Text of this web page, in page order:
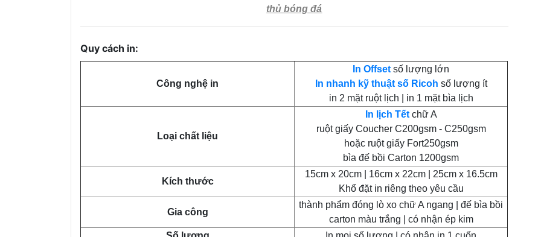
thủ bóng đá
Quy cách in:
Công nghệ in
In Offset số lượng lớn
In nhanh kỹ thuật số Ricoh số lượng ít
in 2 mặt ruột lịch | in 1 mặt bìa lịch
Loại chất liệu
In lịch Tếtchữ A
ruột giấy Coucher C200gsm - C250gsm
hoặc ruột giấy Fort250gsm
bìa đế bồi Carton 1200gsm
Kích thước
15cm x 20cm | 16cm x 22cm | 25cm x 16.5cm
Khổ đặt in riêng theo yêu cầu
Gia công
thành phẩm đóng lò xo chữ A ngang | đế bìa bồi
carton màu trắng | có nhận ép kim